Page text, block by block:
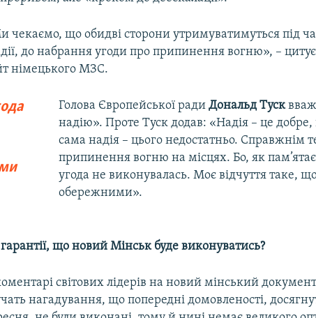
чекаємо, що обидві сторони утримуватимуться під
до набрання угоди про припинення вогню», –
німецького МЗС.
Голова Європейської ради Дональд Туск
надію». Проте Туск додав: «Надія – це добре,
сама надія – цього недостатньо. Справжнім
припинення вогню на місцях. Бо, як
угода не виконувалась. Моє відчуття таке,
обережними».
що новий Мінськ буде виконуватись?
світових лідерів на новий мінський документ
нагадування, що попередні домовленості,